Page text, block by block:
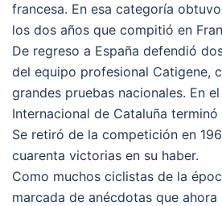
francesa. En esa categoría
los dos años que compitió en
De regreso a España defendió
del equipo profesional Catigene,
grandes pruebas nacionales. En
Internacional de Cataluña
Se retiró de la competición en
cuarenta victorias en su haber.
Como muchos ciclistas de la
marcada de anécdotas que ahora